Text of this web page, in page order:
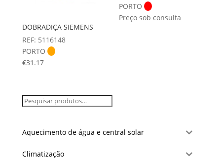
DOBRADIÇA SIEMENS
REF: 5116148
PORTO
€31.17
PORTO
Preço sob consulta
Aquecimento de água e central solar
Climatização